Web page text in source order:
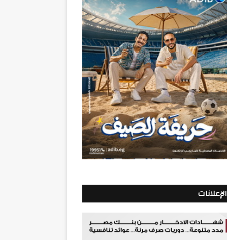
الإعلانات